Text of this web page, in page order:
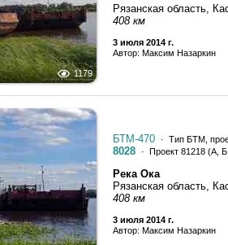
1179
Рязанская область,
408 км
3 июля 2014 г.
Автор: Максим Назаркин
БТМ-470 · Тип БТМ,
8028 · Проект 81218 (А,
Река Ока
Рязанская область,
408 км
3 июля 2014 г.
Автор: Максим Назаркин